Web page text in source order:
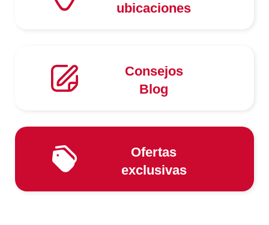
ubicaciones
Consejos
Blog
Ofertas
exclusivas